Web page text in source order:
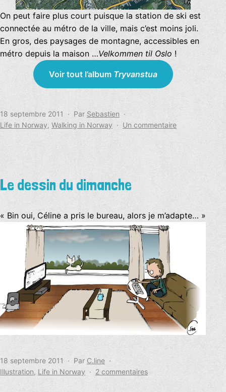
On peut faire plus court puisque la station de ski est
connectée au métro de la ville, mais c’est moins joli.
En gros, des paysages de montagne, accessibles en
métro depuis la maison …Velkommen til Oslo !
Voir tout l’album Tryvanstua
Publié
le
18 septembre 2011 Par Sebastien
Catégorisé
Life in Norway, Walking in Norway Un commentairesur
Le dessin du dimanche
« Bin oui, Céline a pris le bureau, alors je m’adapte… »
Publié
le
18 septembre 2011 Par C.line
Catégorisé
Illustration, Life in Norway 2 commentairessur